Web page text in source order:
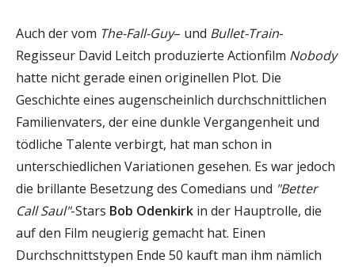
Auch der vom The-Fall-Guy– und Bullet-Train-
Regisseur David Leitch produzierte Actionfilm Nobody
hatte nicht gerade einen originellen Plot. Die
Geschichte eines augenscheinlich durchschnittlichen
Familienvaters, der eine dunkle Vergangenheit und
tödliche Talente verbirgt, hat man schon in
unterschiedlichen Variationen gesehen. Es war jedoch
die brillante Besetzung des Comedians und "Better
Call Saul"-Stars Bob Odenkirk in der Hauptrolle, die
auf den Film neugierig gemacht hat. Einen
Durchschnittstypen Ende 50 kauft man ihm nämlich